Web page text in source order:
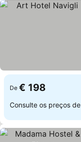
De € 198
Consulte os preços de